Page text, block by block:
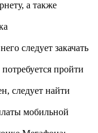
а также
следует закачать
пройти
следует найти
мобильной